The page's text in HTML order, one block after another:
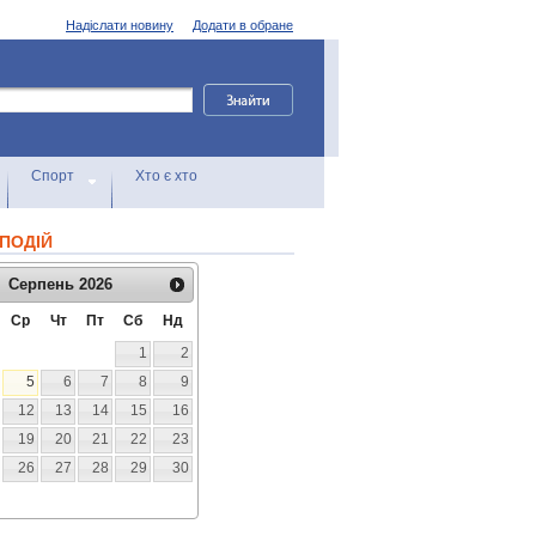
Додати в обране
Надіслати новину
Спорт Хто є хто
Серпень 2026
Ср Чт Пт Сб
Нд
1
2
5 6 7 8
9
12 13 14 15
16
19 20 21 22
23
26 27 28 29
30